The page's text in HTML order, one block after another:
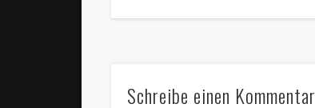
Schreibe einen Kommentar